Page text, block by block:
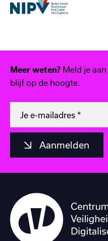
Meer weten? Meld je
blijf op de hoogte.
Aanmelden